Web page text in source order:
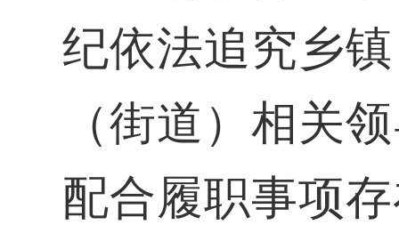
纪依法追究乡
（街道）相关
配合履职事项